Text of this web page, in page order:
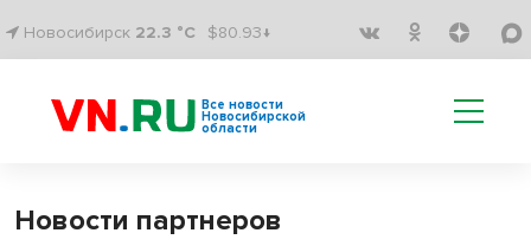
Новосибирск 22.3 °C $80.93↓
Все новости
Новосибирской
области
Новости партнеров